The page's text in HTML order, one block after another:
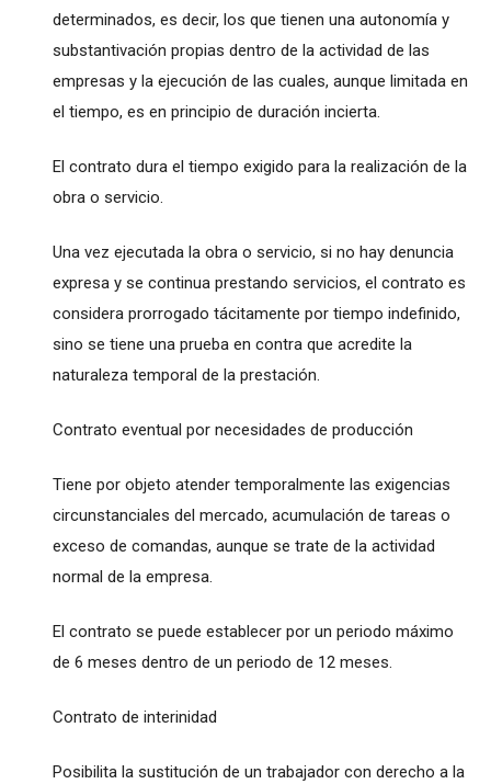
determinados, es decir, los que tienen una autonomía y
substantivación propias dentro de la actividad de las
empresas y la ejecución de las cuales, aunque limitada en
el tiempo, es en principio de duración incierta.
El contrato dura el tiempo exigido para la realización de la
obra o servicio.
Una vez ejecutada la obra o servicio, si no hay denuncia
expresa y se continua prestando servicios, el contrato es
considera prorrogado tácitamente por tiempo indefinido,
sino se tiene una prueba en contra que acredite la
naturaleza temporal de la prestación.
Contrato eventual por necesidades de producción
Tiene por objeto atender temporalmente las exigencias
circunstanciales del mercado, acumulación de tareas o
exceso de comandas, aunque se trate de la actividad
normal de la empresa.
El contrato se puede establecer por un periodo máximo
de 6 meses dentro de un periodo de 12 meses.
Contrato de interinidad
Posibilita la sustitución de un trabajador con derecho a la